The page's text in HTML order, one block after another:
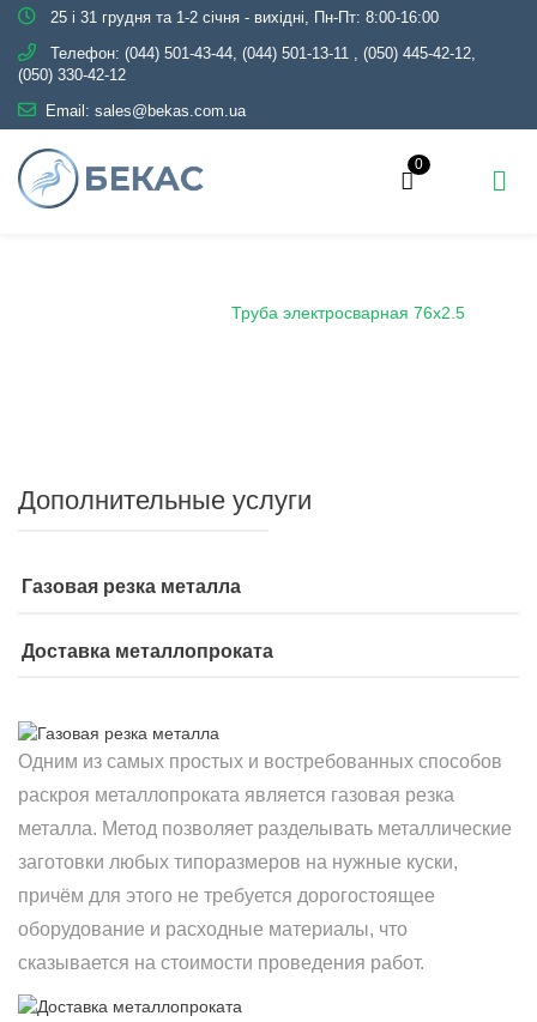
25 і 31 грудня та 1-2 січня - вихідні, Пн-Пт: 8:00-16:00
Телефон: (044) 501-43-44, (044) 501-13-11 , (050) 445-42-12,
(050) 330-42-12
Email: sales@bekas.com.ua
0
Труба электросварная 76х2.5
Дополнительные услуги
Газовая резка металла
Доставка металлопроката
Одним из самых простых и востребованных способов
раскроя металлопроката является газовая резка
металла. Метод позволяет разделывать металлические
заготовки любых типоразмеров на нужные куски,
причём для этого не требуется дорогостоящее
оборудование и расходные материалы, что
сказывается на стоимости проведения работ.